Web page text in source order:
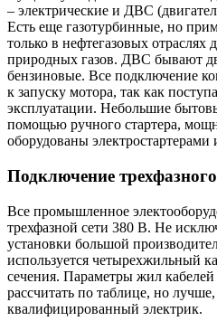
– электрические и ДВС
Есть еще газотурбинные, но
только в нефтегазовых отраслях
природных газов. ДВС бывают
бензиновые. Все подключение
к запуску мотора, так как
эксплуатации. Небольшие
помощью ручного стартера,
оборудованы электростартерами
Подключение
Все промышленное
трехфазной сети 380 В. Не
установки большой
используется четырехжильный
сечения. Параметры жил
рассчитать по таблице, но лучше,
квалифицированный электрик.